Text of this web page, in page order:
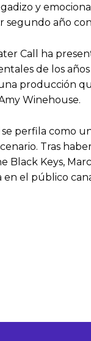
y
segundo año
Call ha
de los
producción
Winehouse.
se perfila como
Tras
Black Keys,
el público